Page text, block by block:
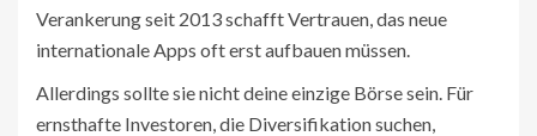
Verankerung seit 2013 schafft Vertrauen, das neue
internationale Apps oft erst aufbauen müssen.
Allerdings sollte sie nicht deine einzige Börse sein. Für
ernsthafte Investoren, die Diversifikation suchen,